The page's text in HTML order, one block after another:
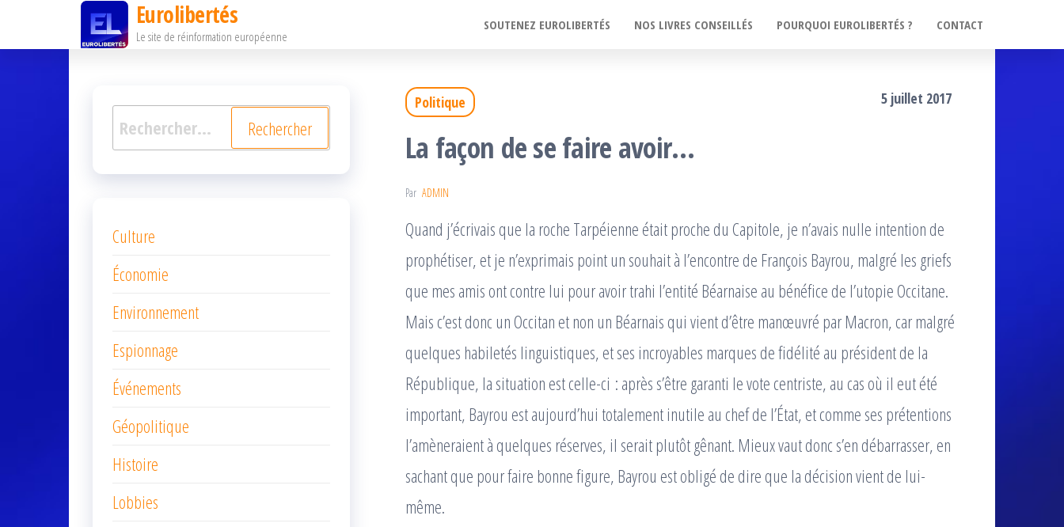
ce
Eurolibertés
Le site de réinformation européenne
SOUTENEZ EUROLIBERTÉS NOS LIVRES CONSEILLÉS POURQUOI EUROLIBERTÉS ? CONTACT
Politique 5 juillet 2017
La façon de se faire avoir…
Par ADMIN
Quand j’écrivais que la roche Tarpéienne était proche du Capitole, je n’avais nulle intention de
prophétiser, et je n’exprimais point un souhait à l’encontre de François Bayrou, malgré les griefs
que mes amis ont contre lui pour avoir trahi l’entité Béarnaise au bénéfice de l’utopie Occitane.
Mais c’est donc un Occitan et non un Béarnais qui vient d’être manœuvré par Macron, car malgré
quelques habiletés linguistiques, et ses incroyables marques de fidélité au président de la
République, la situation est celle-ci : après s’être garanti le vote centriste, au cas où il eut été
important, Bayrou est aujourd’hui totalement inutile au chef de l’État, et comme ses prétentions
l’amèneraient à quelques réserves, il serait plutôt gênant. Mieux vaut donc s’en débarrasser, en
sachant que pour faire bonne figure, Bayrou est obligé de dire que la décision vient de lui-
même.
Rechercher :
Culture
Économie
Environnement
Espionnage
Événements
Géopolitique
Histoire
Lobbies